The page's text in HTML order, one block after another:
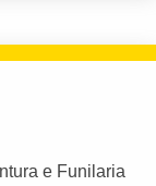
e Funilaria